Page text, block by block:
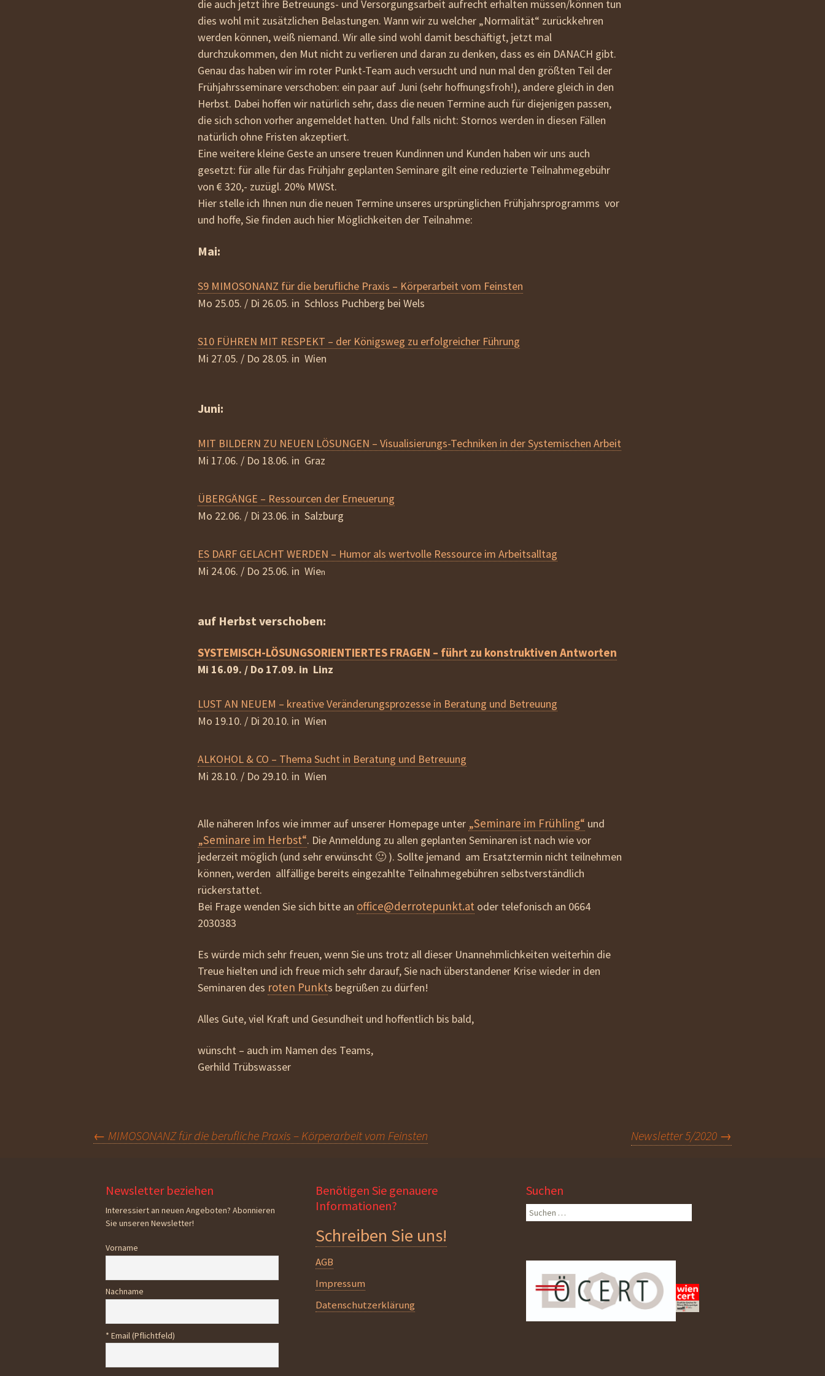
beziehen
AGB
die auch jetzt ihre Betreuungs- und Versorgungsarbeit aufrecht erhalten müssen/können tun
dies wohl mit zusätzlichen Belastungen. Wann wir zu welcher „Normalität“ zurückkehren
werden können, weiß niemand. Wir alle sind wohl damit beschäftigt, jetzt mal
durchzukommen, den Mut nicht zu verlieren und daran zu denken, dass es ein DANACH gibt.
Genau das haben wir im roter Punkt-Team auch versucht und nun mal den größten Teil der
Frühjahrsseminare verschoben: ein paar auf Juni (sehr hoffnungsfroh!), andere gleich in den
Herbst. Dabei hoffen wir natürlich sehr, dass die neuen Termine auch für diejenigen passen,
die sich schon vorher angemeldet hatten. Und falls nicht: Stornos werden in diesen Fällen
natürlich ohne Fristen akzeptiert.
Eine weitere kleine Geste an unsere treuen Kundinnen und Kunden haben wir uns auch
gesetzt: für alle für das Frühjahr geplanten Seminare gilt eine reduzierte Teilnahmegebühr
von € 320,- zuzügl. 20% MWSt.
Hier stelle ich Ihnen nun die neuen Termine unseres ursprünglichen Frühjahrsprogramms vor
und hoffe, Sie finden auch hier Möglichkeiten der Teilnahme:
Mai:
S9 MIMOSONANZ für die berufliche Praxis – Körperarbeit vom Feinsten
Mo 25.05. / Di 26.05. in Schloss Puchberg bei Wels
S10 FÜHREN MIT RESPEKT – der Königsweg zu erfolgreicher Führung
Mi 27.05. / Do 28.05. in Wien
Juni:
MIT BILDERN ZU NEUEN LÖSUNGEN – Visualisierungs-Techniken in der Systemischen Arbeit
Mi 17.06. / Do 18.06. in Graz
ÜBERGÄNGE – Ressourcen der Erneuerung
Mo 22.06. / Di 23.06. in Salzburg
ES DARF GELACHT WERDEN – Humor als wertvolle Ressource im Arbeitsalltag
Mi 24.06. / Do 25.06. in Wien
auf Herbst verschoben:
SYSTEMISCH-LÖSUNGSORIENTIERTES FRAGEN – führt zu konstruktiven Antworten
Mi 16.09. / Do 17.09. in Linz
LUST AN NEUEM – kreative Veränderungsprozesse in Beratung und Betreuung
Mo 19.10. / Di 20.10. in Wien
ALKOHOL & CO – Thema Sucht in Beratung und Betreuung
Mi 28.10. / Do 29.10. in Wien
Alle näheren Infos wie immer auf unserer Homepage unter „Seminare im Frühling“ und
„Seminare im Herbst“. DieAnmeldung zu allen geplanten Seminaren ist nach wie vor
jederzeit möglich (und sehr erwünscht 🙂 ). Sollte jemand am Ersatztermin nicht teilnehmen
können, werden allfällige bereits eingezahlte Teilnahmegebühren selbstverständlich
rückerstattet.
Bei Frage wenden Sie sich bitte an office@derrotepunkt.at oder telefonisch an 0664
2030383
Es würde mich sehr freuen, wenn Sie uns trotz all dieser Unannehmlichkeiten weiterhin die
Treue hielten und ich freue mich sehr darauf, Sie nach überstandener Krise wieder in den
Seminaren des roten Punkts begrüßen zu dürfen!
Alles Gute, viel Kraft und Gesundheit und hoffentlich bis bald,
wünscht – auch im Namen des Teams,
Gerhild Trübswasser
Beitragsnavigation
← MIMOSONANZ für die berufliche Praxis – Körperarbeit vom Feinsten Newsletter 5/2020 →
Newsletter beziehen
Interessiert an neuen Angeboten? Abonnieren
Sie unseren Newsletter!
Vorname
Nachname
* Email (Pflichtfeld)
Benötigen Sie genauere
Informationen?
Schreiben Sie uns!
AGB
Impressum
Datenschutzerklärung
Suchen
Suchen
nach: